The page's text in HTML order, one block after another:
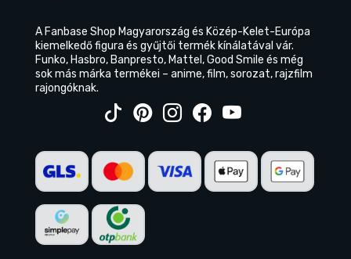
A Fanbase Shop Magyarország és Közép-Kelet-Európa
kiemelkedő figura és gyűjtői termék kínálatával vár.
Funko, Hasbro, Banpresto, Mattel, Good Smile és még
sok más márka termékei – anime, film, sorozat, rajzfilm
rajongóknak.